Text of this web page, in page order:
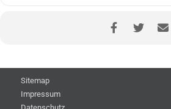
Sitemap
Impressum